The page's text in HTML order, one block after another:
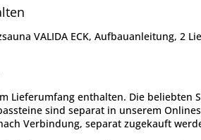
VALIDA ECK, Aufbauanleitung, 2
Lieferumfang enthalten. Die
sind separat in unserem
Verbindung, separat zugekauft